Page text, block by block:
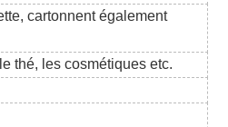
cartonnent également
thé, les cosmétiques etc.